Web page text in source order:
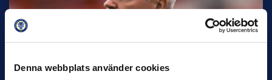
Denna webbplats använder cookies
Helstrup ny tränare i Malmö FF